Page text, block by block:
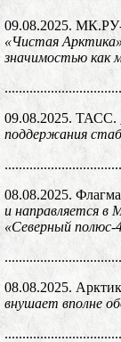
09.08.2025.
«Чистая
значимостью как
09.08.2025. ТАСС.
поддержания
08.08.2025.
и направляется в
«Северный полюс-
08.08.2025.
внушает вполне